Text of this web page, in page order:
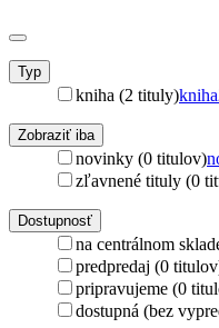
Typ
kniha (2 tituly)kniha
Zobraziť iba
novinky (0 titulov)
zľavnené tituly (0
Dostupnosť
na centrálnom
predpredaj (0
pripravujeme (0
dostupná (bez